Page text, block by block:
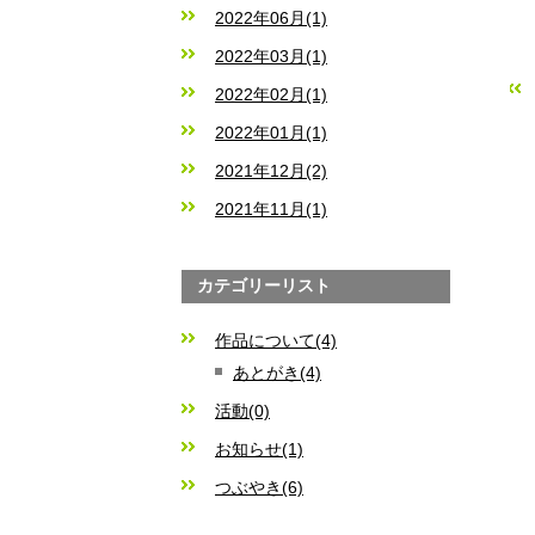
2022年06月(1)
2022年03月(1)
2022年02月(1)
2022年01月(1)
2021年12月(2)
2021年11月(1)
カテゴリーリスト
作品について(4)
あとがき(4)
活動(0)
お知らせ(1)
つぶやき(6)